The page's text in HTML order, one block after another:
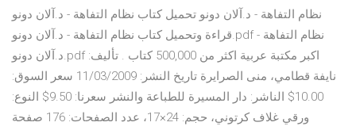
نظام التفاهة - د.آلان دونو تحميل كتاب نظام التفاهة - د.آلان دونو
قراءة وتحميل كتاب نظام التفاهة - د.آلان دونو.pdf نظام التفاهة -
د.آلان دونو.pdf اكبر مكتبة عربية اكثر من 500,000 كتاب . تأليف:
نايفة قطامي، منى الصرايرة تاريخ النشر: 11/03/2009 سعر السوق:
10.00$ الناشر: دار المسيرة للطباعة والنشر سعرنا: 9.50$ النوع:
ورقي غلاف كرتوني، حجم: 24×17، عدد الصفحات: 176 صفحة